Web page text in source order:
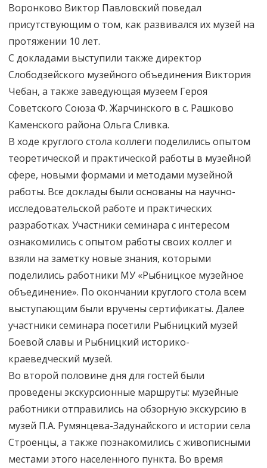
Воронково Виктор Павловский поведал
присутствующим о том, как развивался их музей на
протяжении 10 лет.
С докладами выступили также директор
Слободзейского музейного объединения Виктория
Чебан, а также заведующая музеем Героя
Советского Союза Ф. Жарчинского в с. Рашково
Каменского района Ольга Сливка.
В ходе круглого стола коллеги поделились опытом
теоретической и практической работы в музейной
сфере, новыми формами и методами музейной
работы. Все доклады были основаны на научно-
исследовательской работе и практических
разработках. Участники семинара с интересом
ознакомились с опытом работы своих коллег и
взяли на заметку новые знания, которыми
поделились работники МУ «Рыбницкое музейное
объединение». По окончании круглого стола всем
выступающим были вручены сертификаты. Далее
участники семинара посетили Рыбницкий музей
Боевой славы и Рыбницкий историко-
краеведческий музей.
Во второй половине дня для гостей были
проведены экскурсионные маршруты: музейные
работники отправились на обзорную экскурсию в
музей П.А. Румянцева-Задунайского и истории села
Строенцы, а также познакомились с живописными
местами этого населенного пункта. Во время